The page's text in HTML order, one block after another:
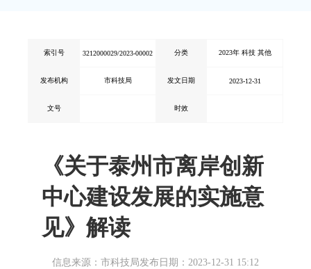
索引号 3212000029/2023-00002 分类 2023年 科技 其他
发布机构 市科技局 发文日期 2023-12-31
文号 时效
《关于泰州市离岸创新
中心建设发展的实施意
见》解读
信息来源：市科技局发布日期：2023-12-31 15:12